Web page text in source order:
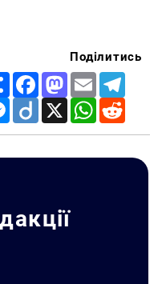
Поділитись
Share FacebookMastodon
Email
Messenger
Diigo X WhatsApp